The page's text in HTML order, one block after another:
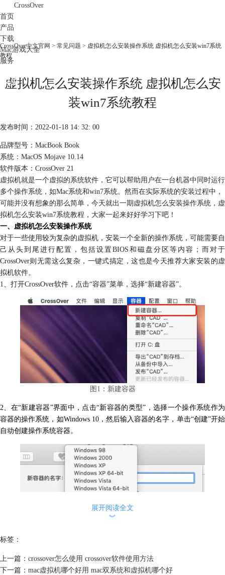
CrossOver
首页
产品
下载
Mac游戏大全
服务
购买
CrossOver中文官网 > 常见问题 > 虚拟机怎么安装操作系统 虚拟机怎么安装win7系统
教程
虚拟机怎么安装操作系统 虚拟机怎么安
装win7系统教程
发布时间：2022-01-18 14: 32: 00
品牌型号：MacBook Book
系统：MacOS Mojave 10.14
软件版本：CrossOver 21
虚拟机就是一个虚拟的系统软件，它可以帮助用户在一台机器中同时运行
多个操作系统，如Mac系统和win7系统。然而在实际系统的安装过程中，
可能并没有想象的那么简单，今天就出一期虚拟机怎么安装操作系统，虚
拟机怎么安装win7系统教程，大家一起来好好学习下吧！
一、虚拟机怎么安装操作系统
对于一些使用较为复杂的虚拟机，安装一个全新的操作系统，可能需要自
己从头到尾进行配置，包括设置BIOS和磁盘分区等内容；而对于
CrossOver则无需这么复杂，一键式搞定，这也是今天推荐大家安装的虚
拟机软件。
1、打开CrossOver软件，点击“容器”菜单，选择“新建容器”。
图1：新建容器
2、在“新建容器”界面中，点击“新容器的类型”，选择一个操作系统作为
容器的操作系统，如Windows 10，然后输入容器的名字，单击“创建”开始
自动创建操作系统容器。
图2：选择操作系统
展开阅读全文
︾
标签：
上一篇： crossover怎么使用 crossover软件使用方法
下一篇： mac虚拟机哪个好用 mac双系统和虚拟机哪个好